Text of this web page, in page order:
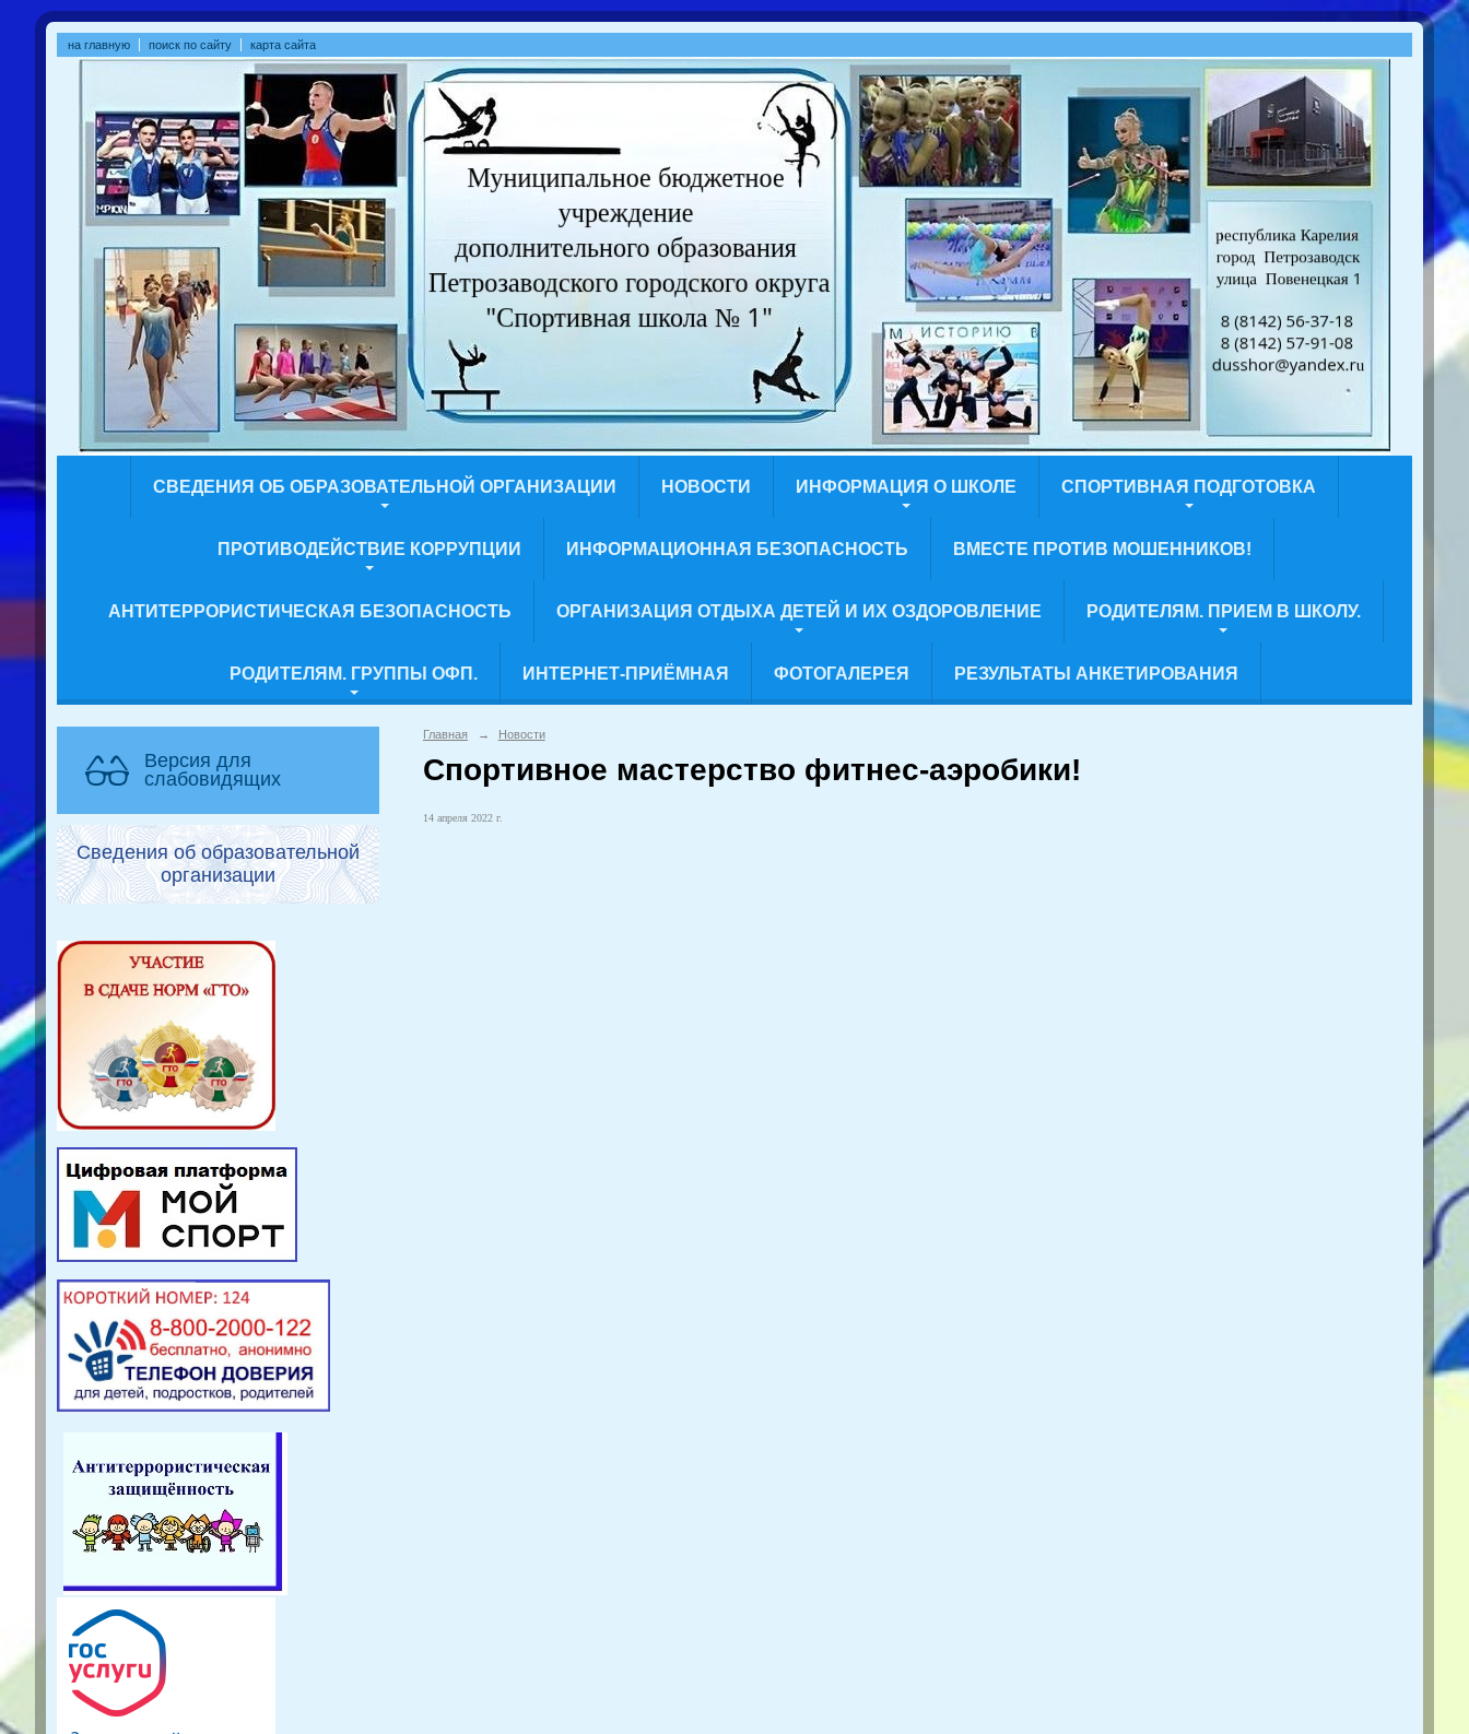
на главную поиск по сайту карта сайта
СВЕДЕНИЯ ОБ ОБРАЗОВАТЕЛЬНОЙ ОРГАНИЗАЦИИ НОВОСТИ ИНФОРМАЦИЯ О ШКОЛЕ СПОРТИВНАЯ ПОДГОТОВКА
ПРОТИВОДЕЙСТВИЕ КОРРУПЦИИ ИНФОРМАЦИОННАЯ БЕЗОПАСНОСТЬ ВМЕСТЕ ПРОТИВ МОШЕННИКОВ!
АНТИТЕРРОРИСТИЧЕСКАЯ БЕЗОПАСНОСТЬ ОРГАНИЗАЦИЯ ОТДЫХА ДЕТЕЙ И ИХ ОЗДОРОВЛЕНИЕ РОДИТЕЛЯМ. ПРИЕМ В ШКОЛУ.
РОДИТЕЛЯМ. ГРУППЫ ОФП. ИНТЕРНЕТ-ПРИЁМНАЯ ФОТОГАЛЕРЕЯ РЕЗУЛЬТАТЫ АНКЕТИРОВАНИЯ
Версия для
слабовидящих
Сведения об образовательной
организации
Главная → Новости
Спортивное мастерство фитнес-аэробики!
14 апреля 2022 г.